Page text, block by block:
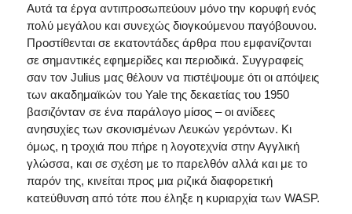
Αυτά τα έργα αντιπροσωπεύουν μόνο την κορυφή ενός
πολύ μεγάλου και συνεχώς διογκούμενου παγόβουνου.
Προστίθενται σε εκατοντάδες άρθρα που εμφανίζονται
σε σημαντικές εφημερίδες και περιοδικά. Συγγραφείς
σαν τον Julius μας θέλουν να πιστέψουμε ότι οι απόψεις
των ακαδημαϊκών του Yale της δεκαετίας του 1950
βασιζόνταν σε ένα παράλογο μίσος – οι ανίδεες
ανησυχίες των σκονισμένων Λευκών γερόντων. Κι
όμως, η τροχιά που πήρε η λογοτεχνία στην Αγγλική
γλώσσα, και σε σχέση με το παρελθόν αλλά και με το
παρόν της, κινείται προς μια ριζικά διαφορετική
κατεύθυνση από τότε που έληξε η κυριαρχία των WASP.